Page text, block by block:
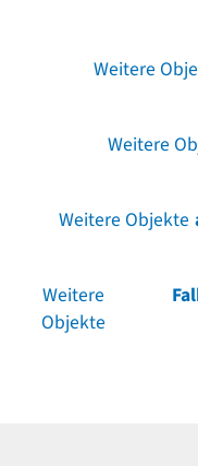
Weitere
Weitere
Weitere Objekte
Weitere
Objekte